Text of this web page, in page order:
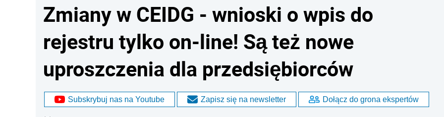
Zmiany w CEIDG - wnioski o wpis do
rejestru tylko on-line! Są też nowe
uproszczenia dla przedsiębiorców
Subskrybuj nas na Youtube Zapisz się na newsletter Dołącz do grona ekspertów